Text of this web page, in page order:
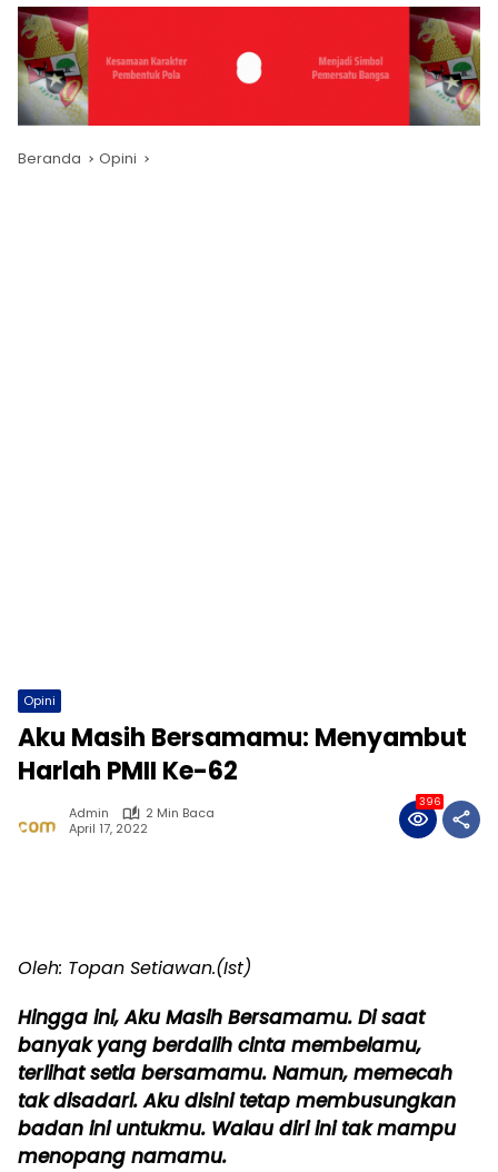
Beranda Opini
Opini
Aku Masih Bersamamu: Menyambut
Harlah PMII Ke-62
Admin
2 Min Baca
April 17, 2022
396
Oleh: Topan Setiawan.(Ist)
Hingga ini, Aku Masih Bersamamu. Di saat
banyak yang berdalih cinta membelamu,
terlihat setia bersamamu. Namun, memecah
tak disadari. Aku disini tetap membusungkan
badan ini untukmu. Walau diri ini tak mampu
menopang namamu.